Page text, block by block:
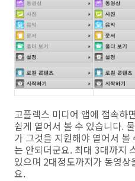
고플렉스 미디어 앱에 접속하
쉽게 열어서 볼 수 있습니다.
가 그것을 지원해야 열어서
는 안되더군요. 최대 3대까지
있으며 2대정도까지가 동영
요.